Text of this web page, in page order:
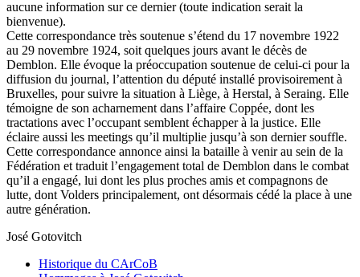
aucune information sur ce dernier (toute indication serait la
bienvenue).
Cette correspondance très soutenue s’étend du 17 novembre 1922
au 29 novembre 1924, soit quelques jours avant le décès de
Demblon. Elle évoque la préoccupation soutenue de celui-ci pour la
diffusion du journal, l’attention du député installé provisoirement à
Bruxelles, pour suivre la situation à Liège, à Herstal, à Seraing. Elle
témoigne de son acharnement dans l’affaire Coppée, dont les
tractations avec l’occupant semblent échapper à la justice. Elle
éclaire aussi les meetings qu’il multiplie jusqu’à son dernier souffle.
Cette correspondance annonce ainsi la bataille à venir au sein de la
Fédération et traduit l’engagement total de Demblon dans le combat
qu’il a engagé, lui dont les plus proches amis et compagnons de
lutte, dont Volders principalement, ont désormais cédé la place à une
autre génération.
José Gotovitch
Historique du CArCoB